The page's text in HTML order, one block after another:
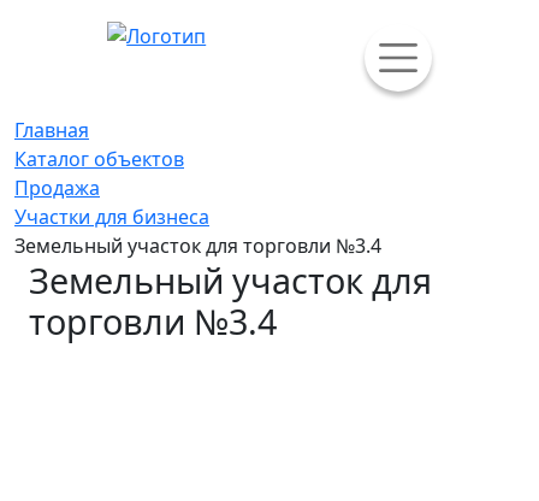
Главная
Каталог объектов
Продажа
Участки для бизнеса
Земельный участок для торговли №3.4
Земельный участок для
торговли №3.4